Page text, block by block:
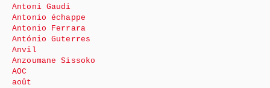
Antoni Gaudi
Antonio échappe
Antonio Ferrara
António Guterres
Anvil
Anzoumane Sissoko
AOC
août